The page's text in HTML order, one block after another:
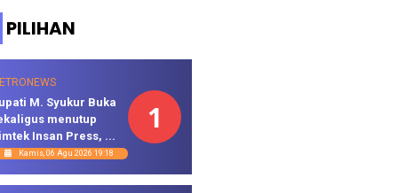
PILIHAN
M. Syukur Buka
menutup
Insan Press, ...
Kamis, 06 Agu 2026 19:18
1